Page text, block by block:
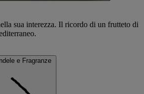
sua interezza. Il ricordo di un frutteto di
e Fragranze